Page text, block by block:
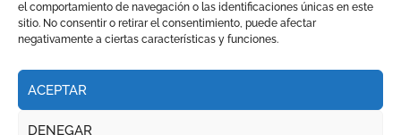
el comportamiento de navegación o las identificaciones únicas en este
sitio. No consentir o retirar el consentimiento, puede afectar
negativamente a ciertas características y funciones.
ACEPTAR
DENEGAR
Copyright © Todos los derechos reservados